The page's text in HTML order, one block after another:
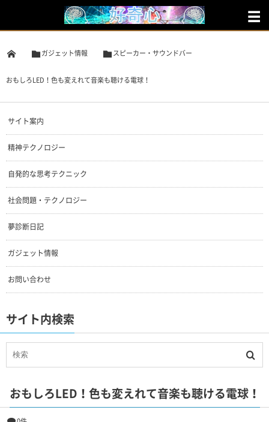
ガジェット情報 スピーカー・サウンドバー
おもしろLED！色も変えれて音楽も聴ける電球！
サイト案内
精神テクノロジー
自発的な思考テクニック
社会問題・テクノロジー
夢診断日記
ガジェット情報
お問い合わせ
サイト内検索
おもしろLED！色も変えれて音楽も聴ける電球！